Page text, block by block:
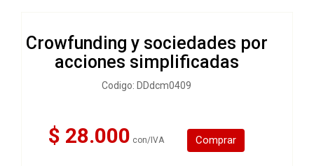
Crowfunding y sociedades por
acciones simplificadas
Codigo: DDdcm0409
$ 28.000 con/IVA Comprar